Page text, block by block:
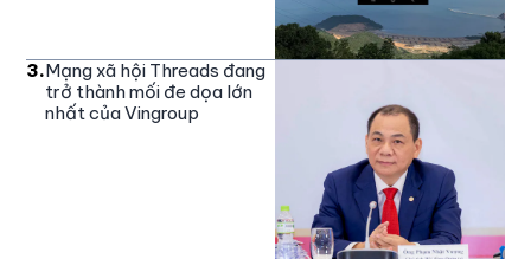
3.Mạng xã hội Threads đang
trở thành mối đe dọa lớn
nhất của Vingroup